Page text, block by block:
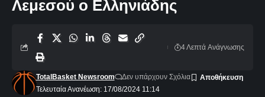
Λεμεσού ο Ελληνιάδης
Τελευταία Ανανέωση: 17/08/2024 11:14
TotalBasket Newsroom Δεν υπάρχουν Σχόλια
4 Λεπτά Aνάγνωσης